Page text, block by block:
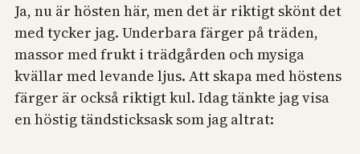
Ja, nu är hösten här, men det är riktigt skönt det
med tycker jag. Underbara färger på träden,
massor med frukt i trädgården och mysiga
kvällar med levande ljus. Att skapa med höstens
färger är också riktigt kul. Idag tänkte jag visa
en höstig tändsticksask som jag altrat: